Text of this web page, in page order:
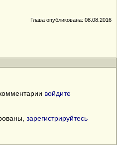
Глава опубликована: 08.08.2016
войдите
зарегистрируйтесь